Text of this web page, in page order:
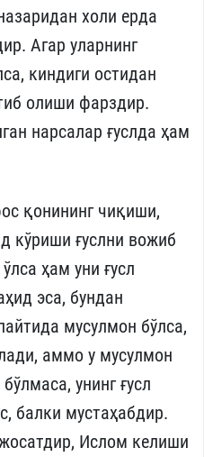
холи ерда
Агар уларнинг
киндиги остидан
олиши фарздир.
нарсалар ғуслда ҳам
қонининг чиқиши,
кўриши ғуслни вожиб
ҳам уни ғусл
эса, бундан
мусулмон бўлса,
аммо у мусулмон
унинг ғусл
балки мустаҳабдир.
Ислом келиши